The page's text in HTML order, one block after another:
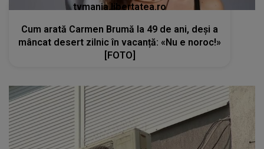
tvmania.libertatea.ro
Cum arată Carmen Brumă la 49 de ani, deși a
mâncat desert zilnic în vacanță: «Nu e noroc!»
[FOTO]